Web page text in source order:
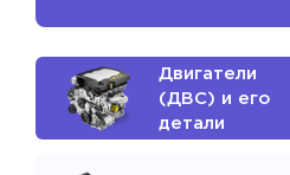
Двигатели
(ДВС) и его
детали